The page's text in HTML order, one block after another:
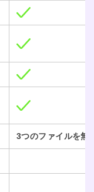
3つのファイルを無